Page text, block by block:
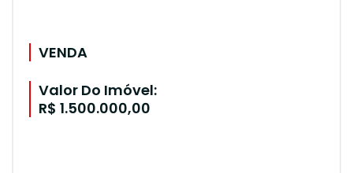
VENDA
Valor Do Imóvel:
R$ 1.500.000,00